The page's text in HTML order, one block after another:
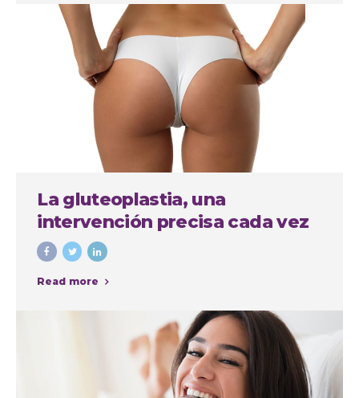
La gluteoplastia, una
intervención precisa cada vez
más demandada
Read more